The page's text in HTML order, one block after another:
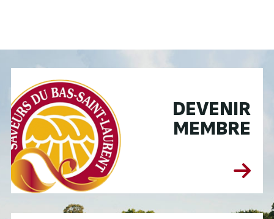
DEVENIR
MEMBRE